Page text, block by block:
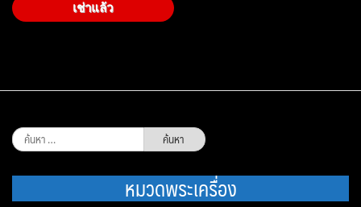
เช่าแล้ว
ค้นหา
สำหรับ:
หมวดพระเครื่อง